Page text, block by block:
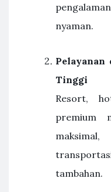
nyaman.
Pelayanan
Tinggi
Resort,
premium
tambahan.